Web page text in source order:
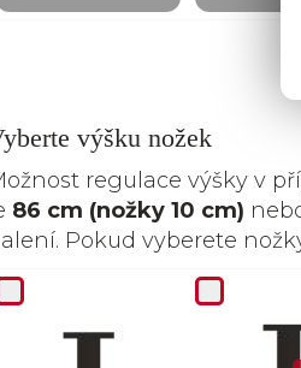
výšku nožek
regulace výšky v
86 cm (nožky 10 cm)
Pokud vyberete